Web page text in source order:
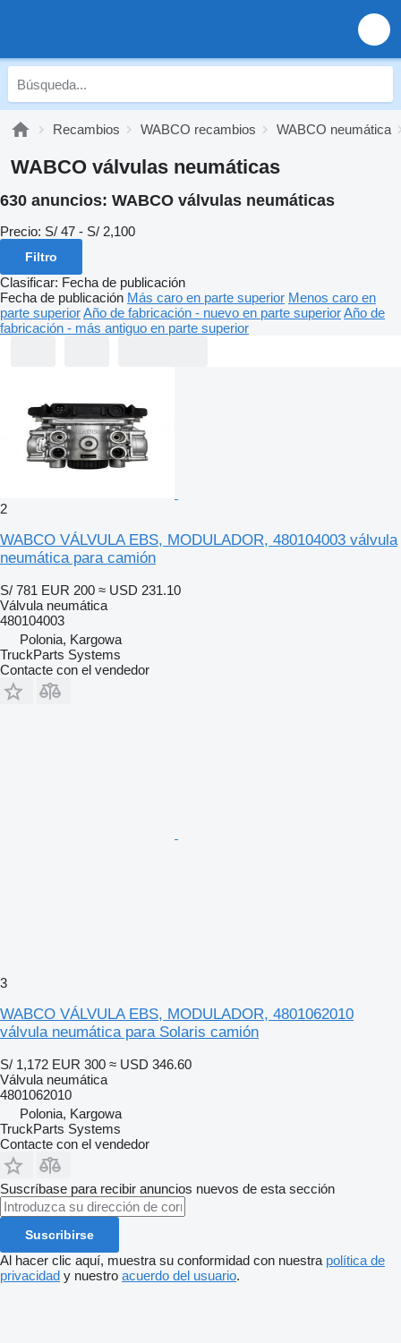
Recambios WABCO recambios WABCO neumática
WABCO válvulas neumáticas
630 anuncios: WABCO válvulas neumáticas
Precio: S/ 47 - S/ 2,100
Filtro
Clasificar: Fecha de publicación
Fecha de publicación Más caro en parte superior Menos caro en
parte superiorAño de fabricación - nuevo en parte superiorAño de
fabricación - más antiguo en parte superior
2
WABCO VÁLVULA EBS, MODULADOR, 480104003 válvula
neumática para camión
S/ 781 EUR 200 ≈ USD 231.10
Válvula neumática
480104003
Polonia, Kargowa
TruckParts Systems
Contacte con el vendedor
3
WABCO VÁLVULA EBS, MODULADOR, 4801062010
válvula neumática para Solaris camión
S/ 1,172 EUR 300 ≈ USD 346.60
Válvula neumática
4801062010
Polonia, Kargowa
TruckParts Systems
Contacte con el vendedor
Suscríbase para recibir anuncios nuevos de esta sección
Suscribirse
Al hacer clic aquí, muestra su conformidad con nuestra política de
privacidad y nuestro acuerdo del usuario.